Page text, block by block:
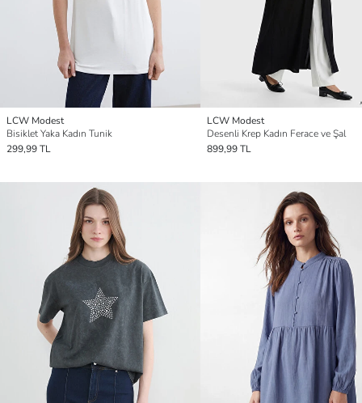
LCW Modest
Bisiklet Yaka Kadın Tunik
299,99 TL
LCW Modest
Desenli Krep Kadın Ferace ve Şal
899,99 TL